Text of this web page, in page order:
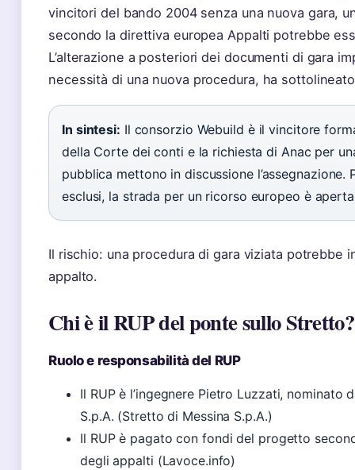
vincitori del bando 2004 senza una nuova gara,
secondo la direttiva europea Appalti potrebbe
L’alterazione a posteriori dei documenti di gara
necessità di una nuova procedura, ha sottolineato
In sintesi: Il consorzio Webuild è il vincitore
della Corte dei conti e la richiesta di Anac per
pubblica mettono in discussione l’assegnazione.
esclusi, la strada per un ricorso europeo è
Il rischio: una procedura di gara viziata potrebbe
appalto.
Chi è il RUP del ponte sullo Stretto?
Ruolo e responsabilità del RUP
Il RUP è l’ingegnere Pietro Luzzati, nominato
S.p.A. (Stretto di Messina S.p.A.)
Il RUP è pagato con fondi del progetto
degli appalti (Lavoce.info)